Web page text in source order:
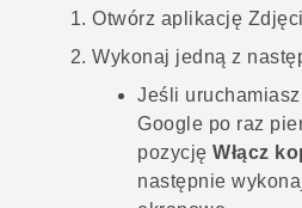
Otwórz aplikację
Wykonaj jedną z
Jeśli
Google po raz
pozycję Włącz
następnie